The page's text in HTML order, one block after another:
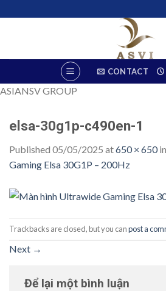
CONTACT
ASIANSV GROUP
elsa-30g1p-c490en-1
Published 05/05/2025 at650 × 650in
Gaming Elsa 30G1P – 200Hz
Trackbacks are closed, but you canpost a
Next →
Để lại một bình luận